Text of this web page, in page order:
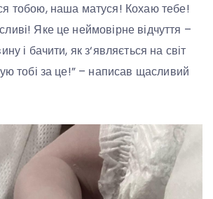
тобою, наша матуся! Кохаю тебе!
Яке це неймовірне відчуття –
і бачити, як з‘являється на світ
тобі за це!” – написав щасливий